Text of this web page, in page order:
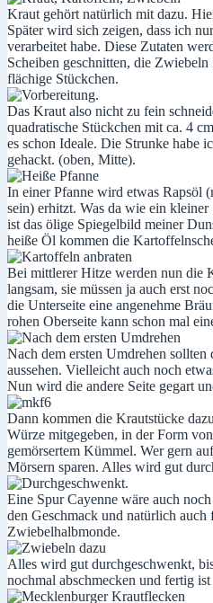
Kraut gehört natürlich mit dazu.
Später wird sich zeigen, dass ich
verarbeitet habe. Diese Zutaten
Scheiben geschnitten, die
flächige Stückchen.
Das Kraut also nicht zu fein
quadratische Stückchen mit ca. 4
es schon Ideale. Die Strunke habe
gehackt. (oben, Mitte).
In einer Pfanne wird etwas Rapsöl
sein) erhitzt. Was da wie ein
ist das ölige Spiegelbild meiner
heiße Öl kommen die
Bei mittlerer Hitze werden nun die
langsam, sie müssen ja auch erst
die Unterseite eine angenehme
rohen Oberseite kann schon mal
Nach dem ersten Umdrehen
aussehen. Vielleicht auch noch
Nun wird die andere Seite gegart
Dann kommen die Krautstücke
Würze mitgegeben, in der Form
gemörsertem Kümmel. Wer gern
Mörsern sparen. Alles wird gut
Eine Spur Cayenne wäre auch
den Geschmack und natürlich
Zwiebelhalbmonde.
Alles wird gut durchgeschwenkt,
nochmal abschmecken und fertig